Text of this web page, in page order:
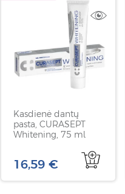
Kasdienė dantų
pasta, CURASEPT
Whitening, 75 ml
16,59 €